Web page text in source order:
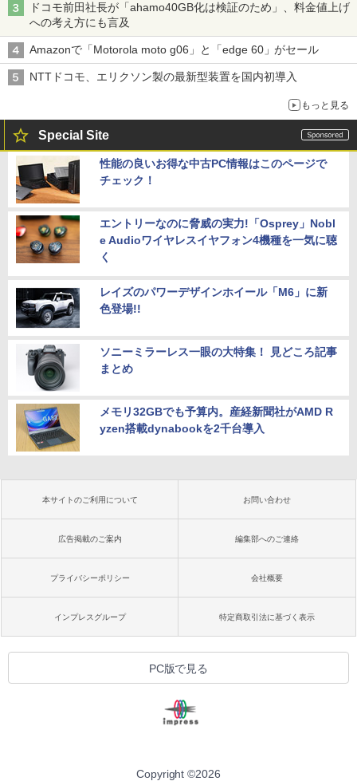
ドコモ前田社長が「ahamo40GB化は検証のため」、料金値上げ
への考え方にも言及
Amazonで「Motorola moto g06」と「edge 60」がセール
NTTドコモ、エリクソン製の最新型装置を国内初導入
もっと見る
Special Site
性能の良いお得な中古PC情報はこのページで
チェック！
エントリーなのに脅威の実力!「Osprey」Nobl
e Audioワイヤレスイヤフォン4機種を一気に聴
く
レイズのパワーデザインホイール「M6」に新
色登場!!
ソニーミラーレス一眼の大特集！ 見どころ記事
まとめ
メモリ32GBでも予算内。産経新聞社がAMD R
yzen搭載dynabookを2千台導入
本サイトのご利用について お問い合わせ
広告掲載のご案内 編集部へのご連絡
プライバシーポリシー 会社概要
インプレスグループ 特定商取引法に基づく表示
PC版で見る
Copyright ©2026